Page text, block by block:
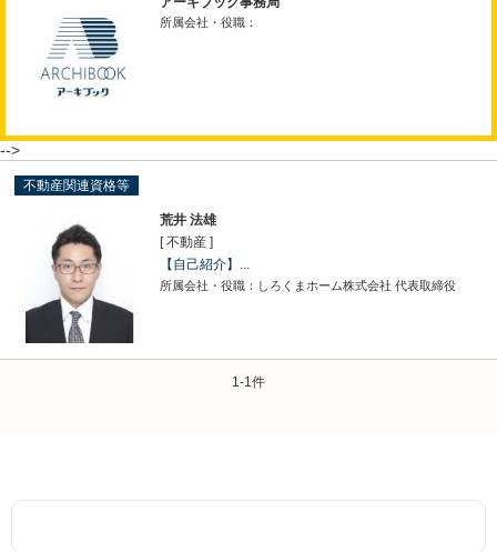
所属会社・役職：
-->
不動産関連資格等
荒井 法雄
[ 不動産 ]
【自己紹介】...
所属会社・役職：しろくまホーム株式会社 代表取締役
1-1件